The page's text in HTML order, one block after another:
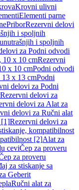
Krovni ulivni
Elementi parne
PriborRezervni delovi
i spoljnih
i spoljnih
za Podni odvodi
10 x 10 cmRezervni
x 10 cmPodni odvodi
x 13 cmPodni
delovi za Podni
Rezervni delovi za
delovi za Alat za
delovi za Ručni alat
[1]Rezervni delovi za
kompatibilnost
[2]Alat za
ceviČep za proveru
za proveru
za stiskanje sa
Geberit
Ručni alat za